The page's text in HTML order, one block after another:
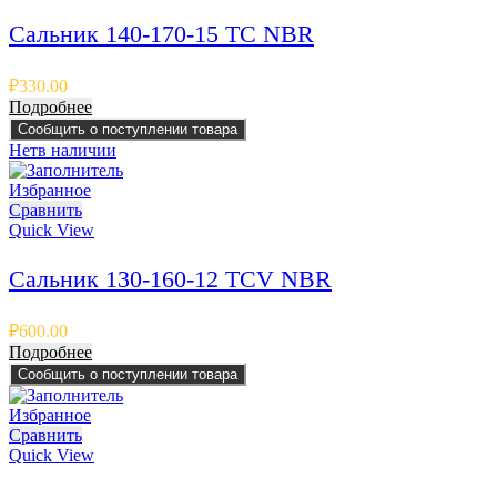
Сальник 140-170-15 TC NBR
₽330.00
Подробнее
Сообщить о поступлении товара
Нетв наличии
Избранное
Сравнить
Quick View
Сальник 130-160-12 TCV NBR
₽600.00
Подробнее
Сообщить о поступлении товара
Избранное
Сравнить
Quick View